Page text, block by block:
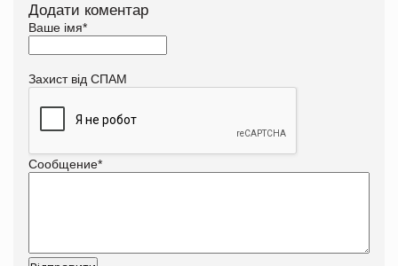
Додати коментар
Ваше імя*
Захист від СПАМ
Сообщение*